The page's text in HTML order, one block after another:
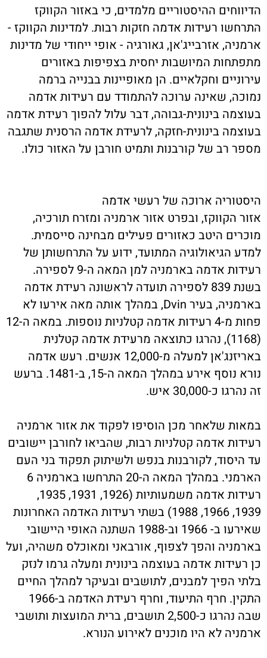
הדיווחים ההיסטוריים מלמדים, כי באזור הקווקז
התרחשו רעידות אדמה חזקות רבות. למדינות הקווקז -
ארמניה, אזרבייג'אן, גאורגיה - אופי ייחודי של מדינות
מתפתחות המיושבות יחסית בצפיפות באזורים
עירוניים וחקלאיים. הן מאופיינות בבנייה ברמה
נמוכה, שאינה ערוכה להתמודד עם רעידות אדמה
בעוצמה בינונית-גבוהה, דבר עלול להפוך רעידת אדמה
בעוצמה בינונית-חזקה, לרעידת אדמה הרסנית שתגבה
מספר רב של קורבנות ותמיט חורבן על האזור כולו.
היסטוריה ארוכה של רעשי אדמה
אזור הקווקז, ובפרט אזור ארמניה ומזרח תורכיה,
מוכרים היטב כאזורים פעילים מבחינה סייסמית.
למדע הגיאולוגיה המתועד, ידוע על התרחשותן של
רעידות אדמה בארמניה למן המאה ה-9 לספירה.
בשנת 839 לספירה תועדה לראשונה רעידת אדמה
בארמניה, בעיר Dvin, במהלך אותה מאה אירעו לא
פחות מ-4 רעידות אדמה קטלניות נוספות. במאה ה-12
(1168), נהרגו כתוצאה מרעידת אדמה קטלנית
באריזנג'אן למעלה מ-12,000 אנשים. רעש אדמה
נורא נוסף אירע במהלך המאה ה-15, ב-1481. ברעש
זה נהרגו כ-30,000 איש.
במאות שלאחר מכן הוסיפו לפקוד את אזור ארמניה
רעידות אדמה קטלניות רבות, שהביאו לחורבן יישובים
עד היסוד, לקורבנות בנפש ולשיתוק תפקוד בני העם
הארמני. במהלך המאה ה-20 התרחשו בארמניה 6
רעידות אדמה משמעותיות (1926, 1931, 1935,
1939, 1966, 1988) בשתי רעידות האדמה האחרונות
שאירעו ב- 1966 וב-1988 השתנה האופי היישובי
בארמניה והפך לצפוף, אורבאני ומאוכלס משהיה, ועל
כן רעידות אדמה בעוצמה בינונית ומעלה גרמו לנזק
בלתי הפיך למבנים, לתושבים ובעיקר למהלך החיים
התקין. חרף התיעוד, וחרף רעידת האדמה ב-1966
שבה נהרגו כ-2,500 תושבים, ברית המועצות ותושבי
ארמניה לא היו מוכנים לאירוע הנורא.